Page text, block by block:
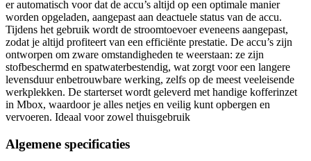
er automatisch voor dat de accu’s altijd op een optimale manier
worden opgeladen, aangepast aan deactuele status van de accu.
Tijdens het gebruik wordt de stroomtoevoer eveneens aangepast,
zodat je altijd profiteert van een efficiënte prestatie. De accu’s zijn
ontworpen om zware omstandigheden te weerstaan: ze zijn
stofbeschermd en spatwaterbestendig, wat zorgt voor een langere
levensduur enbetrouwbare werking, zelfs op de meest veeleisende
werkplekken. De starterset wordt geleverd met handige kofferinzet
in Mbox, waardoor je alles netjes en veilig kunt opbergen en
vervoeren. Ideaal voor zowel thuisgebruik
Algemene specificaties